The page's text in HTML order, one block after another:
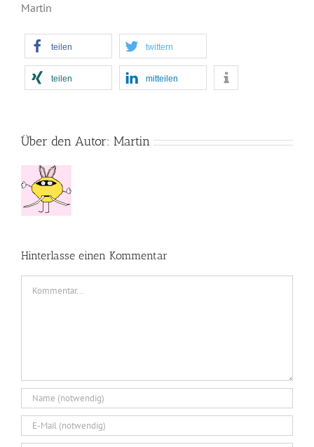
Martin
teilen twittern
teilen mitteilen
Über den Autor: Martin
Hinterlasse einen Kommentar